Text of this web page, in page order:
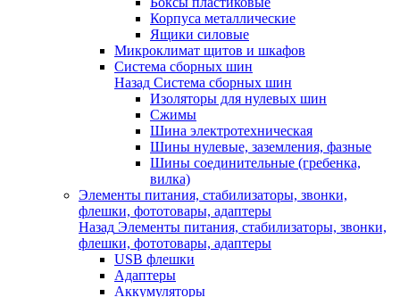
Корпуса металлические
Ящики силовые
Микроклимат щитов и шкафов
Система сборных шин
Назад Система сборных шин
Изоляторы для нулевых шин
Сжимы
Шина электротехническая
Шины нулевые, заземления, фазные
Шины соединительные (гребенка,
вилка)
Элементы питания, стабилизаторы, звонки,
флешки, фототовары, адаптеры
Назад Элементы питания, стабилизаторы, звонки,
флешки, фототовары, адаптеры
USB флешки
Адаптеры
Аккумуляторы